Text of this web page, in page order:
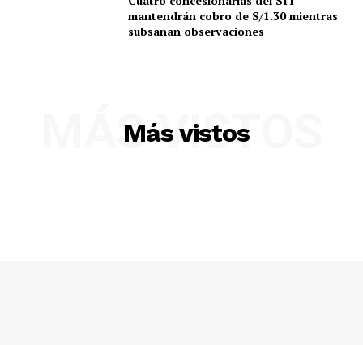
mantendrán cobro de S/1.30 mientras
subsanan observaciones
Más vistos
MÁS VISTOS